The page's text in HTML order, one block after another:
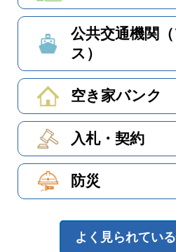
公共交通機関
ス）
空き家バンク
入札・契約
防災
よく見られてい